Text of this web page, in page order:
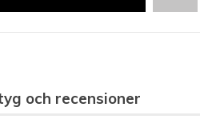
och recensioner